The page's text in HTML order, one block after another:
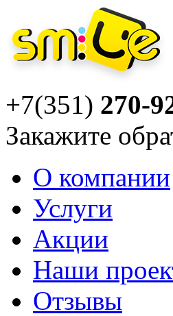
+7(351) 270-
Закажите
О компании
Услуги
Акции
Наши
Отзывы